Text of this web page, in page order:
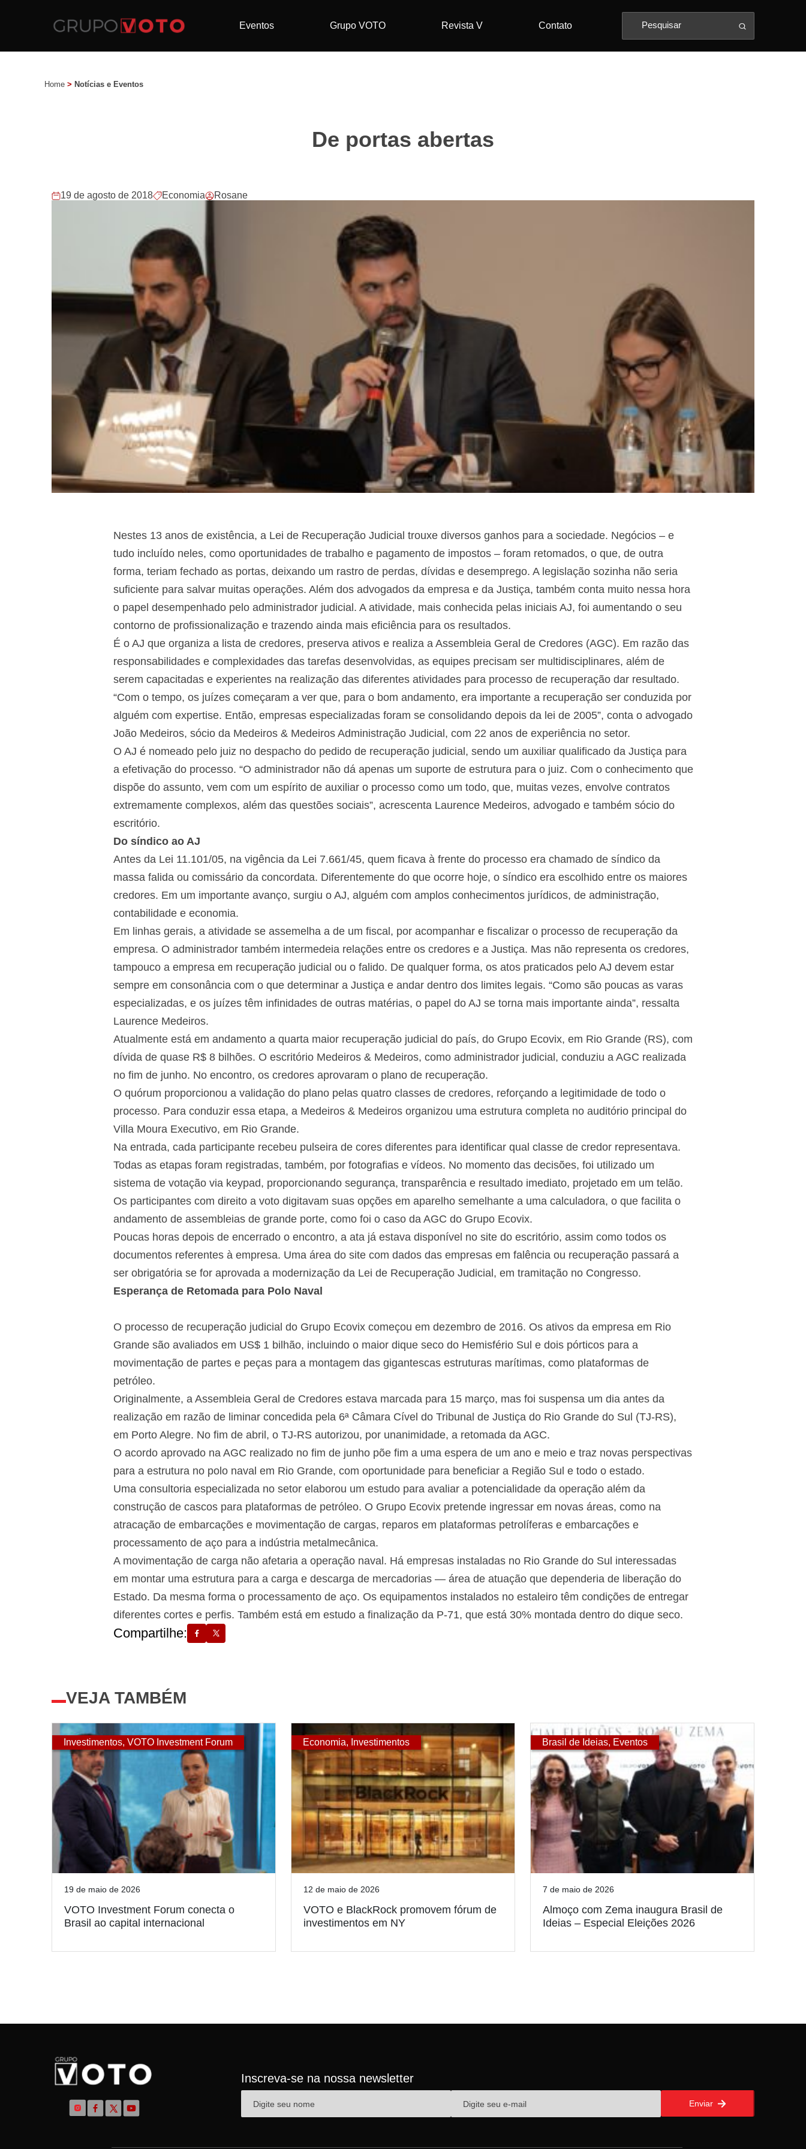
Eventos Grupo VOTO Revista V Contato
Home > Notícias e Eventos
De portas abertas
19 de agosto de 2018 Economia Rosane
Nestes 13 anos de existência, a Lei de Recuperação Judicial trouxe diversos ganhos para a sociedade. Negócios – e
tudo incluído neles, como oportunidades de trabalho e pagamento de impostos – foram retomados, o que, de outra
forma, teriam fechado as portas, deixando um rastro de perdas, dívidas e desemprego. A legislação sozinha não seria
suficiente para salvar muitas operações. Além dos advogados da empresa e da Justiça, também conta muito nessa hora
o papel desempenhado pelo administrador judicial. A atividade, mais conhecida pelas iniciais AJ, foi aumentando o seu
contorno de profissionalização e trazendo ainda mais eficiência para os resultados.
É o AJ que organiza a lista de credores, preserva ativos e realiza a Assembleia Geral de Credores (AGC). Em razão das
responsabilidades e complexidades das tarefas desenvolvidas, as equipes precisam ser multidisciplinares, além de
serem capacitadas e experientes na realização das diferentes atividades para processo de recuperação dar resultado.
“Com o tempo, os juízes começaram a ver que, para o bom andamento, era importante a recuperação ser conduzida por
alguém com expertise. Então, empresas especializadas foram se consolidando depois da lei de 2005”, conta o advogado
João Medeiros, sócio da Medeiros & Medeiros Administração Judicial, com 22 anos de experiência no setor.
O AJ é nomeado pelo juiz no despacho do pedido de recuperação judicial, sendo um auxiliar qualificado da Justiça para
a efetivação do processo. “O administrador não dá apenas um suporte de estrutura para o juiz. Com o conhecimento que
dispõe do assunto, vem com um espírito de auxiliar o processo como um todo, que, muitas vezes, envolve contratos
extremamente complexos, além das questões sociais”, acrescenta Laurence Medeiros, advogado e também sócio do
escritório.
Do síndico ao AJ
Antes da Lei 11.101/05, na vigência da Lei 7.661/45, quem ficava à frente do processo era chamado de síndico da
massa falida ou comissário da concordata. Diferentemente do que ocorre hoje, o síndico era escolhido entre os maiores
credores. Em um importante avanço, surgiu o AJ, alguém com amplos conhecimentos jurídicos, de administração,
contabilidade e economia.
Em linhas gerais, a atividade se assemelha a de um fiscal, por acompanhar e fiscalizar o processo de recuperação da
empresa. O administrador também intermedeia relações entre os credores e a Justiça. Mas não representa os credores,
tampouco a empresa em recuperação judicial ou o falido. De qualquer forma, os atos praticados pelo AJ devem estar
sempre em consonância com o que determinar a Justiça e andar dentro dos limites legais. “Como são poucas as varas
especializadas, e os juízes têm infinidades de outras matérias, o papel do AJ se torna mais importante ainda”, ressalta
Laurence Medeiros.
Atualmente está em andamento a quarta maior recuperação judicial do país, do Grupo Ecovix, em Rio Grande (RS), com
dívida de quase R$ 8 bilhões. O escritório Medeiros & Medeiros, como administrador judicial, conduziu a AGC realizada
no fim de junho. No encontro, os credores aprovaram o plano de recuperação.
O quórum proporcionou a validação do plano pelas quatro classes de credores, reforçando a legitimidade de todo o
processo. Para conduzir essa etapa, a Medeiros & Medeiros organizou uma estrutura completa no auditório principal do
Villa Moura Executivo, em Rio Grande.
Na entrada, cada participante recebeu pulseira de cores diferentes para identificar qual classe de credor representava.
Todas as etapas foram registradas, também, por fotografias e vídeos. No momento das decisões, foi utilizado um
sistema de votação via keypad, proporcionando segurança, transparência e resultado imediato, projetado em um telão.
Os participantes com direito a voto digitavam suas opções em aparelho semelhante a uma calculadora, o que facilita o
andamento de assembleias de grande porte, como foi o caso da AGC do Grupo Ecovix.
Poucas horas depois de encerrado o encontro, a ata já estava disponível no site do escritório, assim como todos os
documentos referentes à empresa. Uma área do site com dados das empresas em falência ou recuperação passará a
ser obrigatória se for aprovada a modernização da Lei de Recuperação Judicial, em tramitação no Congresso.
Esperança de Retomada para Polo Naval
O processo de recuperação judicial do Grupo Ecovix começou em dezembro de 2016. Os ativos da empresa em Rio
Grande são avaliados em US$ 1 bilhão, incluindo o maior dique seco do Hemisfério Sul e dois pórticos para a
movimentação de partes e peças para a montagem das gigantescas estruturas marítimas, como plataformas de
petróleo.
Originalmente, a Assembleia Geral de Credores estava marcada para 15 março, mas foi suspensa um dia antes da
realização em razão de liminar concedida pela 6ª Câmara Cível do Tribunal de Justiça do Rio Grande do Sul (TJ-RS),
em Porto Alegre. No fim de abril, o TJ-RS autorizou, por unanimidade, a retomada da AGC.
O acordo aprovado na AGC realizado no fim de junho põe fim a uma espera de um ano e meio e traz novas perspectivas
para a estrutura no polo naval em Rio Grande, com oportunidade para beneficiar a Região Sul e todo o estado.
Uma consultoria especializada no setor elaborou um estudo para avaliar a potencialidade da operação além da
construção de cascos para plataformas de petróleo. O Grupo Ecovix pretende ingressar em novas áreas, como na
atracação de embarcações e movimentação de cargas, reparos em plataformas petrolíferas e embarcações e
processamento de aço para a indústria metalmecânica.
A movimentação de carga não afetaria a operação naval. Há empresas instaladas no Rio Grande do Sul interessadas
em montar uma estrutura para a carga e descarga de mercadorias — área de atuação que dependeria de liberação do
Estado. Da mesma forma o processamento de aço. Os equipamentos instalados no estaleiro têm condições de entregar
diferentes cortes e perfis. Também está em estudo a finalização da P-71, que está 30% montada dentro do dique seco.
Compartilhe:
VEJA TAMBÉM
Investimentos, VOTO Investment Forum
19 de maio de 2026
VOTO Investment Forum conecta o
Brasil ao capital internacional
Economia, Investimentos
12 de maio de 2026
VOTO e BlackRock promovem fórum de
investimentos em NY
Brasil de Ideias, Eventos
7 de maio de 2026
Almoço com Zema inaugura Brasil de
Ideias – Especial Eleições 2026
Inscreva-se na nossa newsletter
Enviar